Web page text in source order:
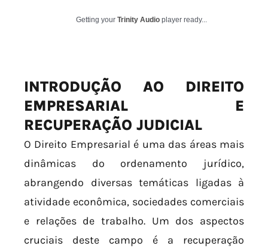
Getting your Trinity Audio player ready...
INTRODUÇÃO AO DIREITO
EMPRESARIAL E
RECUPERAÇÃO JUDICIAL
O Direito Empresarial é uma das áreas mais
dinâmicas do ordenamento jurídico,
abrangendo diversas temáticas ligadas à
atividade econômica, sociedades comerciais
e relações de trabalho. Um dos aspectos
cruciais deste campo é a recuperação